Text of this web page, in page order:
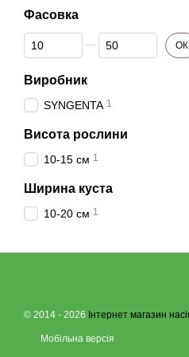
Фасовка
Від Фасовка
До Фасовка ОК
Виробник
SYNGENTA 1
Висота рослини
10-15 см 1
Ширина куста
10-20 см 1
© 2014 - 2026 Інтернет магазин
Мобільна версія